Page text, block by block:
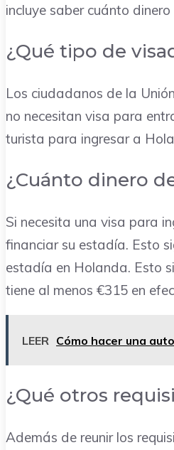
incluye saber cuánto
¿Qué tipo de
Los ciudadanos de la
no necesitan visa para
turista para ingresar a
¿Cuánto dinero
Si necesita una visa para
financiar su estadía. Esto
estadía en Holanda. Esto
tiene al menos €315 en
LEER Cómo hacer una
¿Qué otros
Además de reunir los